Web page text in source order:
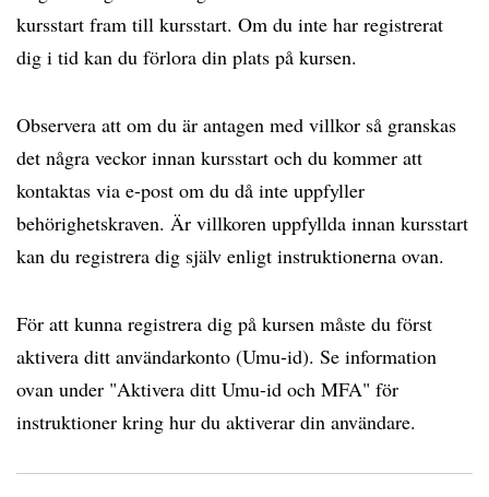
kursstart fram till kursstart. Om du inte har registrerat
dig i tid kan du förlora din plats på kursen.
Observera att om du är antagen med villkor så granskas
det några veckor innan kursstart och du kommer att
kontaktas via e-post om du då inte uppfyller
behörighetskraven. Är villkoren uppfyllda innan kursstart
kan du registrera dig själv enligt instruktionerna ovan.
För att kunna registrera dig på kursen måste du först
aktivera ditt användarkonto (Umu-id). Se information
ovan under "Aktivera ditt Umu-id och MFA" för
instruktioner kring hur du aktiverar din användare.